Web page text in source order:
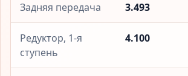
Задняя передача 3.493
Редуктор, 1-я
ступень
4.100